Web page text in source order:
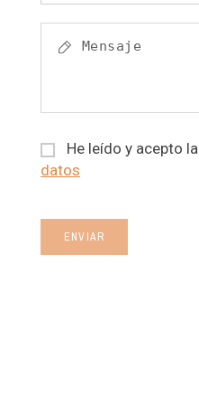
He leído y acepto la
datos
ENVIAR